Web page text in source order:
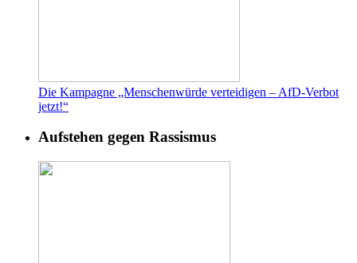
Die Kampagne „Menschenwürde verteidigen – AfD-Verbot
jetzt!“
Aufstehen gegen Rassismus